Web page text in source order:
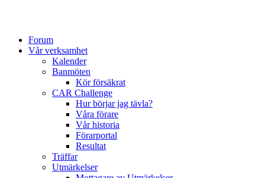
Forum
Vår verksamhet
Kalender
Banmöten
Kör försäkrat
CAR Challenge
Hur börjar jag tävla?
Våra förare
Vår historia
Förarportal
Resultat
Träffar
Utmärkelser